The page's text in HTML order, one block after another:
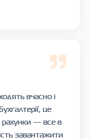
вчасно і
це
— все в
завантажити